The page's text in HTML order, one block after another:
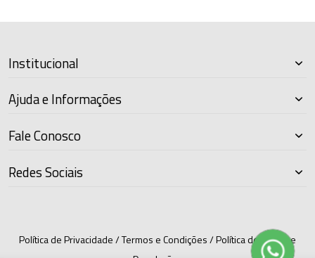
Institucional
Ajuda e Informações
Fale Conosco
Redes Sociais
Política de Privacidade/Termos e Condições/Política de Trocas e